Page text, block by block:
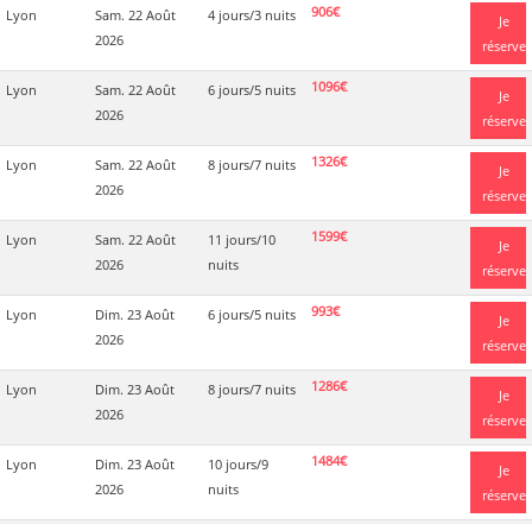
Lyon
Sam. 22 Août
2026
4 jours/3 nuits 906€
Je
réserve
Lyon
Sam. 22 Août
2026
6 jours/5 nuits 1096€
Je
réserve
Lyon
Sam. 22 Août
2026
8 jours/7 nuits 1326€
Je
réserve
Lyon
Sam. 22 Août
2026
11 jours/10
nuits
1599€
Je
réserve
Lyon
Dim. 23 Août
2026
6 jours/5 nuits 993€
Je
réserve
Lyon
Dim. 23 Août
2026
8 jours/7 nuits 1286€
Je
réserve
Lyon
Dim. 23 Août
2026
10 jours/9
nuits
1484€
Je
réserve